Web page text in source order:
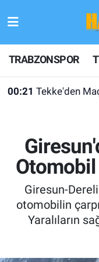
TRABZONSPOR
00:21 Tekke'den
Otomobil
Giresun-
otomobilin
Yaralıların
TRABZON
KULİS
1461
FUTBOL
Hava Durumu
Trafik Durumu
Son Dakika
Haber Arşivi